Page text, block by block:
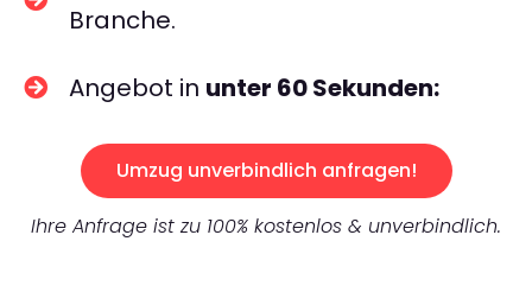
Branche.
Angebot in unter 60 Sekunden:
Umzug unverbindlich anfragen!
Ihre Anfrage ist zu 100% kostenlos & unverbindlich.